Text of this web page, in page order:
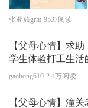
张亚茹grm 9537阅读
【父母心情】求
学生体验打工生活
gaohong610 2.4万阅读
【父母心情】潼